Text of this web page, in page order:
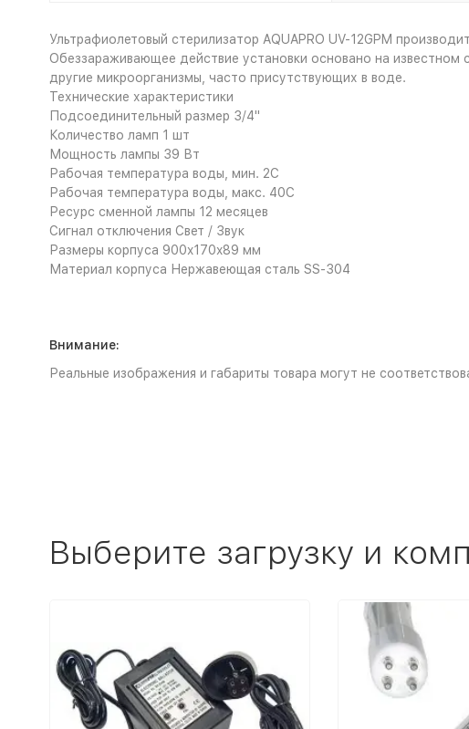
Ультрафиолетовый стерилизатор AQUAPRO UV-12GPM
Обеззараживающее действие установки основано на известном
другие микроорганизмы, часто присутствующих в воде.
Технические характеристики
Подсоединительный размер 3/4"
Количество ламп 1 шт
Мощность лампы 39 Вт
Рабочая температура воды, мин. 2С
Рабочая температура воды, макс. 40С
Ресурс сменной лампы 12 месяцев
Сигнал отключения Свет / Звук
Размеры корпуса 900x170x89 мм
Материал корпуса Нержавеющая сталь SS-304
Внимание:
Реальные изображения и габариты товара могут не
Выберите загрузку и